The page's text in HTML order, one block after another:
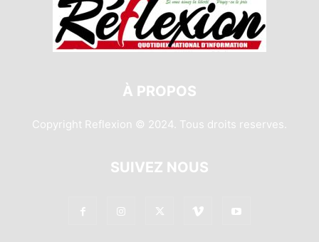
À PROPOS
Copyright Reflexion © 2024. Tous droits reserves.
SUIVEZ NOUS